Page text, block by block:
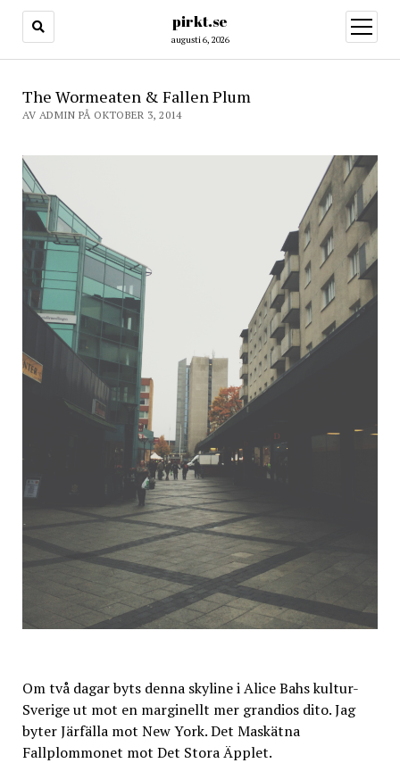
pirkt.se
augusti 6, 2026
öppna
meny
The Wormeaten & Fallen Plum
AV ADMIN PÅ OKTOBER 3, 2014
Om två dagar byts denna skyline i Alice Bahs kultur-
Sverige ut mot en marginellt mer grandios dito. Jag
byter Järfälla mot New York. Det Maskätna
Fallplommonet mot Det Stora Äpplet.